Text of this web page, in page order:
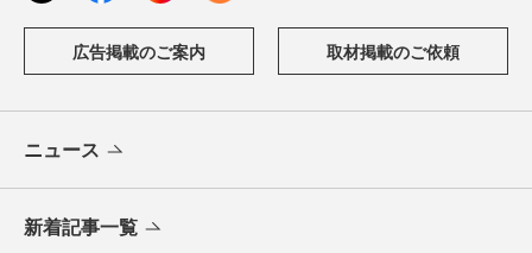
広告掲載のご案内 取材掲載のご依頼
ニュース
新着記事一覧